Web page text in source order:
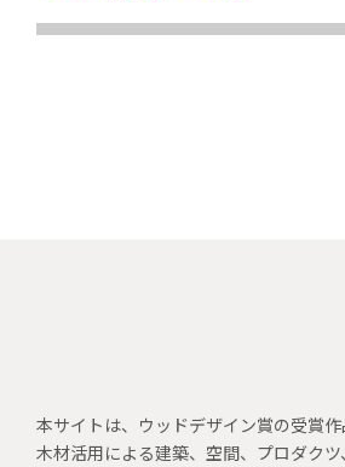
本サイトは、ウッドデザイン賞の受賞作
木材活用による建築、空間、プロダク